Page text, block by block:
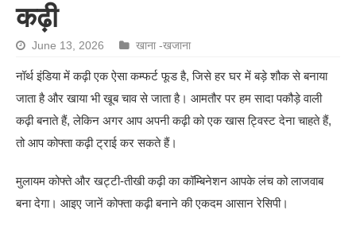
कढ़ी
June 13, 2026 खाना -खजाना
नॉर्थ इंडिया में कढ़ी एक ऐसा कम्फर्ट फूड है, जिसे हर घर में बड़े शौक से बनाया
जाता है और खाया भी खूब चाव से जाता है। आमतौर पर हम सादा पकौड़े वाली
कढ़ी बनाते हैं, लेकिन अगर आप अपनी कढ़ी को एक खास ट्विस्ट देना चाहते हैं,
तो आप कोफ्ता कढ़ी ट्राई कर सकते हैं।
मुलायम कोफ्ते और खट्टी-तीखी कढ़ी का कॉम्बिनेशन आपके लंच को लाजवाब
बना देगा। आइए जानें कोफ्ता कढ़ी बनाने की एकदम आसान रेसिपी।